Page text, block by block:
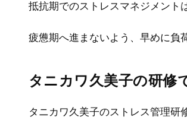
抵抗期でのストレスマネジメント
疲憊期へ進まないよう、早めに負
タニカワ久美子の研修
タニカワ久美子のストレス管理研